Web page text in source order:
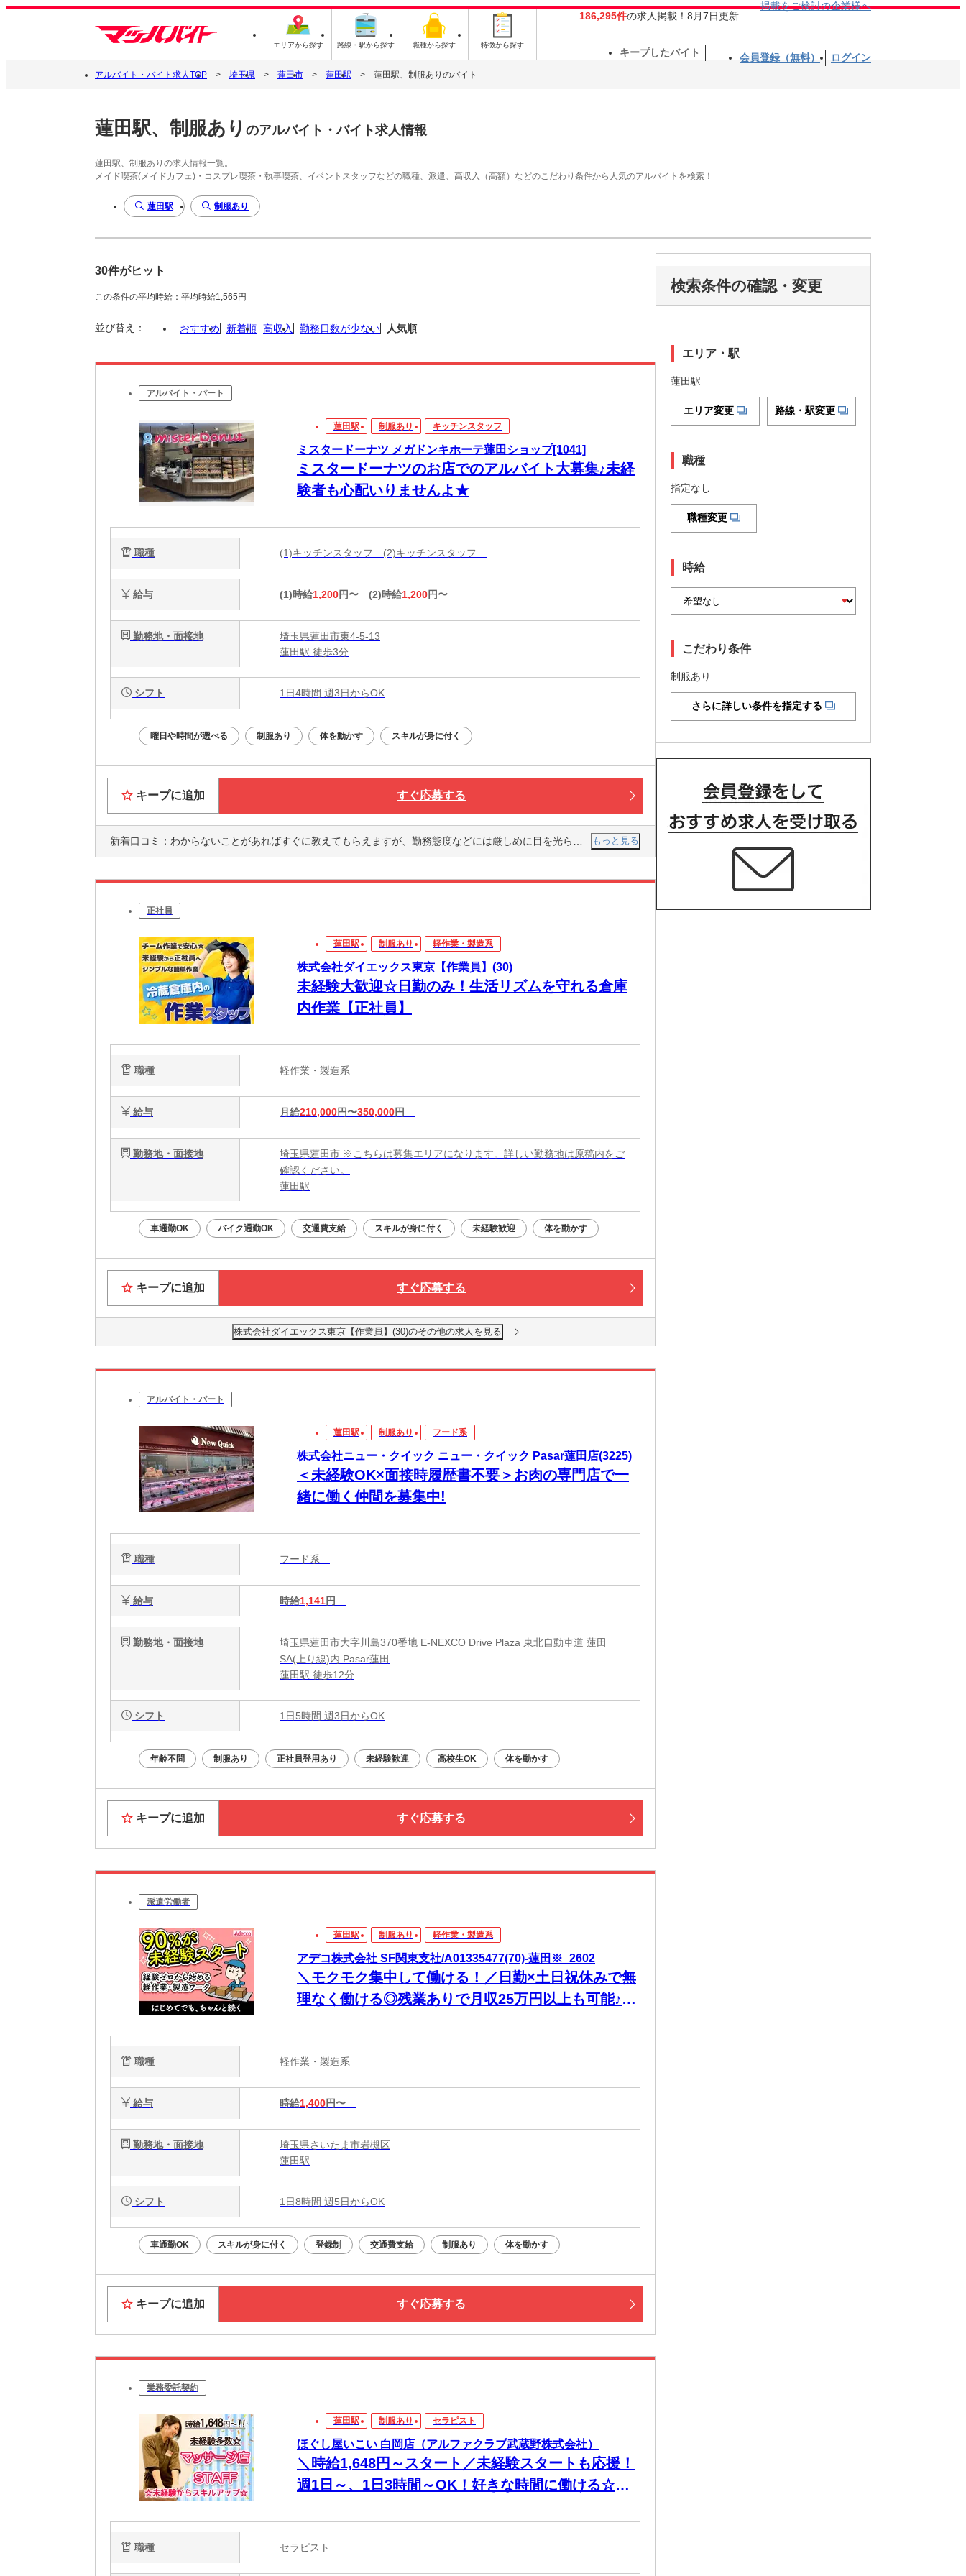
エリアから探す 路線・駅から探す 職種から探す 特徴から探す
186,295件の求人掲載！8月7日更新
掲載をご検討の企業様へ
キープしたバイト 会員登録（無料） ログイン
アルバイト・バイト求人TOP 埼玉県 蓮田市 蓮田駅 蓮田駅、制服ありのバイト
蓮田駅、制服あり のアルバイト・バイト求人情報
蓮田駅、制服ありの求人情報一覧。
メイド喫茶(メイドカフェ)・コスプレ喫茶・執事喫茶、イベントスタッフなどの職種、派遣、高収入（高額）などのこだわり条件から人気のアルバイトを検索！
蓮田駅 制服あり
30件がヒット
この条件の平均時給：平均時給1,565円
並び替え： おすすめ 新着順 高収入 勤務日数が少ない 人気順
アルバイト・パート
蓮田駅 制服あり キッチンスタッフ
ミスタードーナツ メガドンキホーテ蓮田ショップ[1041]
ミスタードーナツのお店でのアルバイト大募集♪未経
験者も心配いりませんよ★
職種 (1)キッチンスタッフ (2)キッチンスタッフ
給与 (1)時給1,200円〜 (2)時給1,200円〜
勤務地・面接地
埼玉県蓮田市東4-5-13
蓮田駅 徒歩3分
シフト 1日4時間 週3日からOK
曜日や時間が選べる 制服あり 体を動かす スキルが身に付く
キープに追加 すぐ応募する
新着口コミ： わからないことがあればすぐに教えてもらえますが、勤務態度などには厳しめに目を光らせており、とても働きがいがあります。 もっと見る
正社員
蓮田駅 制服あり 軽作業・製造系
株式会社ダイエックス東京【作業員】(30)
未経験大歓迎☆日勤のみ！生活リズムを守れる倉庫
内作業【正社員】
職種 軽作業・製造系
給与 月給210,000円〜350,000円
勤務地・面接地
埼玉県蓮田市 ※こちらは募集エリアになります。詳しい勤務地は原稿内をご
確認ください。
蓮田駅
車通勤OK バイク通勤OK 交通費支給 スキルが身に付く 未経験歓迎 体を動かす
キープに追加 すぐ応募する
株式会社ダイエックス東京【作業員】(30)のその他の求人を見る
アルバイト・パート
蓮田駅 制服あり フード系
株式会社ニュー・クイック ニュー・クイック Pasar蓮田店(3225)
＜未経験OK×面接時履歴書不要＞お肉の専門店で一
緒に働く仲間を募集中!
職種 フード系
給与 時給1,141円
勤務地・面接地
埼玉県蓮田市大字川島370番地 E-NEXCO Drive Plaza 東北自動車道 蓮田
SA(上り線)内 Pasar蓮田
蓮田駅 徒歩12分
シフト 1日5時間 週3日からOK
年齢不問 制服あり 正社員登用あり 未経験歓迎 高校生OK 体を動かす
キープに追加 すぐ応募する
派遣労働者
蓮田駅 制服あり 軽作業・製造系
アデコ株式会社 SF関東支社/A01335477(70)-蓮田※_2602
＼モクモク集中して働ける！／日勤×土日祝休みで無
理なく働ける◎残業ありで月収25万円以上も可能♪最
職種 軽作業・製造系
給与 時給1,400円〜
勤務地・面接地
埼玉県さいたま市岩槻区
蓮田駅
シフト 1日8時間 週5日からOK
車通勤OK スキルが身に付く 登録制 交通費支給 制服あり 体を動かす
キープに追加 すぐ応募する
業務委託契約
蓮田駅 制服あり セラピスト
ほぐし屋いこい 白岡店（アルファクラブ武蔵野株式会社）
＼時給1,648円～スタート／未経験スタートも応援！
週1日～、1日3時間～OK！好きな時間に働ける☆マ
職種 セラピスト
検索条件の確認・変更
エリア・駅
蓮田駅
エリア変更 路線・駅変更
職種
指定なし
職種変更
時給
こだわり条件
制服あり
さらに詳しい条件を指定する